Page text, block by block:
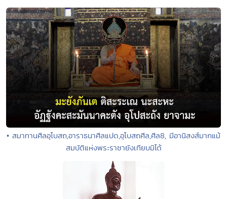
• สมาทานศีลอุโบสถ,อาราธนาศีลแปด,อุโบสถศีล,ศีล8, มีอานิสงส์มากแม้
สมบัติแห่งพระราชายังเทียบมิได้